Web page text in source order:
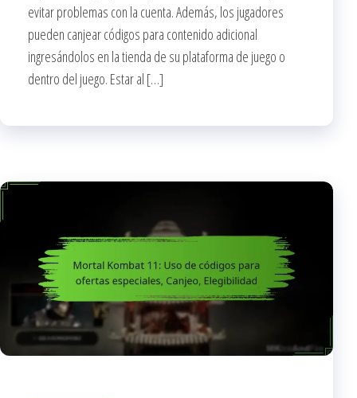
evitar problemas con la cuenta. Además, los jugadores
pueden canjear códigos para contenido adicional
ingresándolos en la tienda de su plataforma de juego o
dentro del juego. Estar al […]